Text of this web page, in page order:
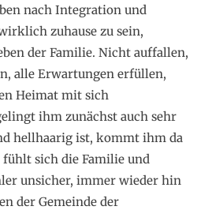
nach Integration und
zuhause zu sein,
der Familie. Nicht auffallen,
alle Erwartungen erfüllen,
Heimat mit sich
ihm zunächst auch sehr
hellhaarig ist, kommt ihm da
sich die Familie und
unsicher, immer wieder hin
der Gemeinde der